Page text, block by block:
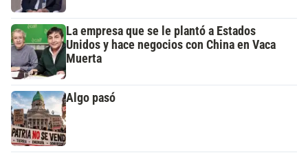
La empresa que se le plantó a Estados
Unidos y hace negocios con China en Vaca
Muerta
Algo pasó